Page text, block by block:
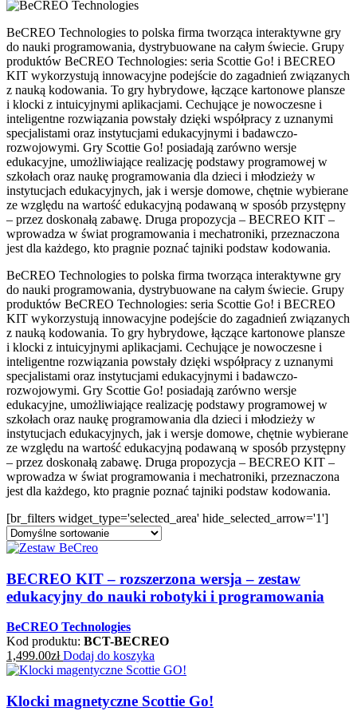
BeCREO Technologies to polska firma tworząca interaktywne gry
do nauki programowania, dystrybuowane na całym świecie. Grupy
produktów BeCREO Technologies: seria Scottie Go! i BECREO
KIT wykorzystują innowacyjne podejście do zagadnień związanych
z nauką kodowania. To gry hybrydowe, łączące kartonowe plansze
i klocki z intuicyjnymi aplikacjami. Cechujące je nowoczesne i
inteligentne rozwiązania powstały dzięki współpracy z uznanymi
specjalistami oraz instytucjami edukacyjnymi i badawczo-
rozwojowymi. Gry Scottie Go! posiadają zarówno wersje
edukacyjne, umożliwiające realizację podstawy programowej w
szkołach oraz naukę programowania dla dzieci i młodzieży w
instytucjach edukacyjnych, jak i wersje domowe, chętnie wybierane
ze względu na wartość edukacyjną podawaną w sposób przystępny
– przez doskonałą zabawę. Druga propozycja – BECREO KIT –
wprowadza w świat programowania i mechatroniki, przeznaczona
jest dla każdego, kto pragnie poznać tajniki podstaw kodowania.
BeCREO Technologies to polska firma tworząca interaktywne gry
do nauki programowania, dystrybuowane na całym świecie. Grupy
produktów BeCREO Technologies: seria Scottie Go! i BECREO
KIT wykorzystują innowacyjne podejście do zagadnień związanych
z nauką kodowania. To gry hybrydowe, łączące kartonowe plansze
i klocki z intuicyjnymi aplikacjami. Cechujące je nowoczesne i
inteligentne rozwiązania powstały dzięki współpracy z uznanymi
specjalistami oraz instytucjami edukacyjnymi i badawczo-
rozwojowymi. Gry Scottie Go! posiadają zarówno wersje
edukacyjne, umożliwiające realizację podstawy programowej w
szkołach oraz naukę programowania dla dzieci i młodzieży w
instytucjach edukacyjnych, jak i wersje domowe, chętnie wybierane
ze względu na wartość edukacyjną podawaną w sposób przystępny
– przez doskonałą zabawę. Druga propozycja – BECREO KIT –
wprowadza w świat programowania i mechatroniki, przeznaczona
jest dla każdego, kto pragnie poznać tajniki podstaw kodowania.
[br_filters widget_type='selected_area' hide_selected_arrow='1']
BECREO KIT – rozszerzona wersja – zestaw
edukacyjny do nauki robotyki i programowania
BeCREO Technologies
Kod produktu: BCT-BECREO
1,499.00zł Dodaj do koszyka
Klocki magnetyczne Scottie Go!